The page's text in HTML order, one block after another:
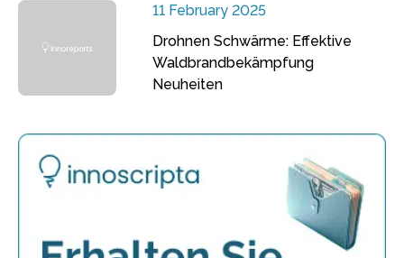
11 February 2025
Drohnen Schwärme: Effektive
Waldbrandbekämpfung
Neuheiten